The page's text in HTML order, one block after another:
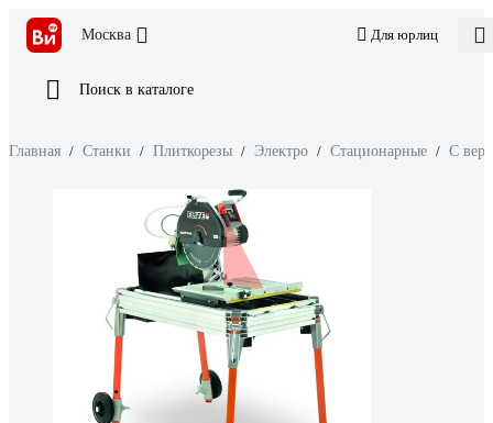
Москва Для юрлиц
Поиск в каталоге
Главная / Станки / Плиткорезы / Электро / Стационарные / С